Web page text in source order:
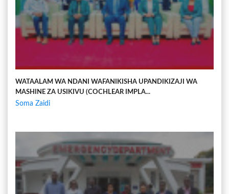
WATAALAM WA NDANI WAFANIKISHA UPANDIKIZAJI WA
MASHINE ZA USIKIVU (COCHLEAR IMPLA...
Soma Zaidi